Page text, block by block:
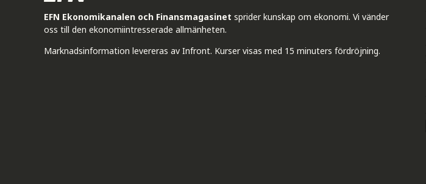
EFN Ekonomikanalen och Finansmagasinet sprider kunskap om ekonomi. Vi vänder
oss till den ekonomiintresserade allmänheten.
Marknadsinformation levereras av Infront. Kurser visas med 15 minuters fördröjning.